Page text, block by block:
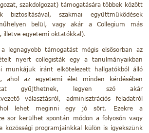
szakdolgozat) támogatására többek között
biztosításával, szakmai együttműködések
belül, vagy akár a Collegium más
illetve egyetemi oktatókkal).
legnagyobb támogatást mégis elsősorban az
nyert collegisták egy a tanulmányaikban
munkájuk iránt elkötelezett hallgatókból álló
ahol az egyetemi élet minden kérdésében
gyűjthetnek, legyen szó akár
választásról, adminisztrációs feladatról
lehet meginni egy jó sört. Ezekre a
sor kerülhet spontán módon a folyosón vagy
közösségi programjainkkal külön is igyekszünk